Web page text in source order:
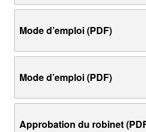
Mode d’emploi (PDF)
Mode d’emploi (PDF)
Approbation du robinet